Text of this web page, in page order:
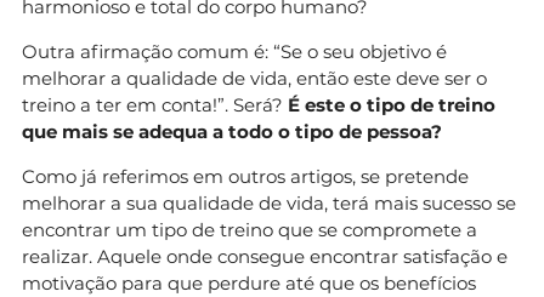
harmonioso e total do corpo humano?
Outra afirmação comum é: “Se o seu objetivo é
melhorar a qualidade de vida, então este deve ser o
treino a ter em conta!”. Será? É este o tipo de treino
que mais se adequa a todo o tipo de pessoa?
Como já referimos em outros artigos, se pretende
melhorar a sua qualidade de vida, terá mais sucesso se
encontrar um tipo de treino que se compromete a
realizar. Aquele onde consegue encontrar satisfação e
motivação para que perdure até que os benefícios